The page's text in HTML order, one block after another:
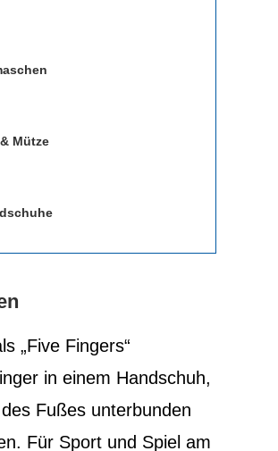
Mütze
„Five Fingers“
in einem Handschuh,
Fußes unterbunden
Für Sport und Spiel am